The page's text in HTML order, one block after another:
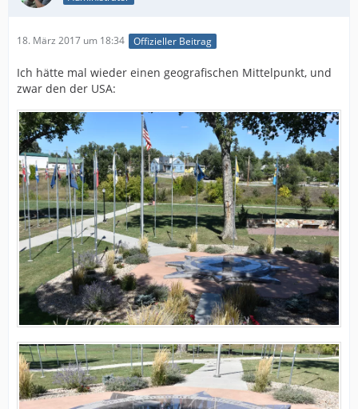
18. März 2017 um 18:34 Offizieller Beitrag
Ich hätte mal wieder einen geografischen Mittelpunkt, und
zwar den der USA: